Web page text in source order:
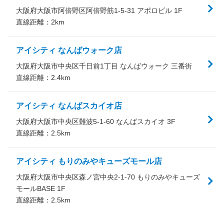
大阪府大阪市阿倍野区阿倍野筋1-5-31 アポロビル 1F
直線距離： 2km
アイシティ なんばウォーク店
大阪府大阪市中央区千日前1丁目 なんばウォーク 三番街
直線距離： 2.4km
アイシティ なんばスカイオ店
大阪府大阪市中央区難波5-1-60 なんばスカイオ 3F
直線距離： 2.5km
アイシティ もりのみやキューズモール店
大阪府大阪市中央区森ノ宮中央2-1-70 もりのみやキューズ
モールBASE 1F
直線距離： 2.5km